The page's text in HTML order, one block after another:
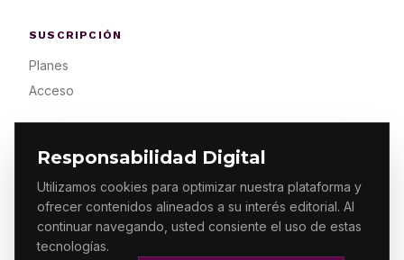
Responsabilidad Digital
Utilizamos cookies para optimizar nuestra plataforma y
ofrecer contenidos alineados a su interés editorial. Al
continuar navegando, usted consiente el uso de estas
tecnologías.
SUSCRIPCIÓN
Planes
Acceso
© 2026 ES PRIMERA MX. ALGUNOS DERECHOS
RESERVADOS / DESIGNMAKING.MX